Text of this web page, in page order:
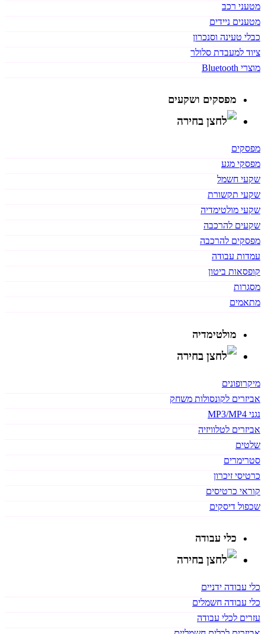
מטעני רכב
מטענים ניידים
כבלי טעינה וסנכרון
ציוד למעבדת סלולר
מוצרי Bluetooth
מפסקים ושקעים
מפסקים
מפסקי מגע
שקעי חשמל
שקעי תקשורת
שקעי מולטימדיה
שקעים להרכבה
מפסקים להרכבה
עמדות עבודה
קופסאות ביטון
מסגרות
מתאמים
מולטימדיה
מיקרופונים
אביזרים לקונסולות משחק
נגני MP3/MP4
אביזרים לטלוויזיה
שלטים
סטרימרים
כרטיסי זיכרון
קוראי כרטיסים
שכפול דיסקים
כלי עבודה
כלי עבודה ידניים
כלי עבודה חשמלים
עזרים לכלי עבודה